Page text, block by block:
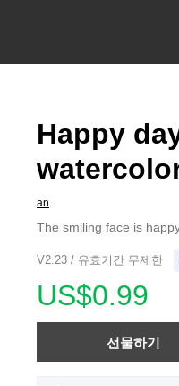
Happy
an
The smiling face is
V2.23 / 유효기간 무제한
US$0.99
선물하기